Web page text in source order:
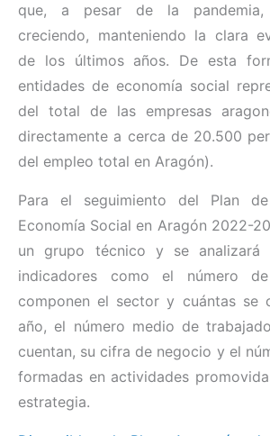
que, a pesar de la pandemia,
creciendo, manteniendo la clara
de los últimos años. De esta
entidades de economía social
del total de las empresas
directamente a cerca de 20.500
del empleo total en Aragón).
Para el seguimiento del Plan
Economía Social en Aragón 2022-
un grupo técnico y se analizará
indicadores como el número
componen el sector y cuántas se
año, el número medio de
cuentan, su cifra de negocio y el
formadas en actividades
estrategia.